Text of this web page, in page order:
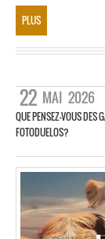
PLUS
22 MAI 2026
QUE PENSEZ-VOUS DES
FOTODUELOS?